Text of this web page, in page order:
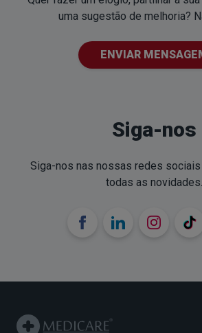
uma sugestão de melhoria?
ENVIAR
Siga-nos
Siga-nos nas nossas redes sociais
todas as novidades.